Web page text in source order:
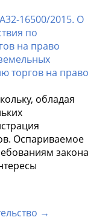
16500/2015. О
по
на право
торгов на право
обладая
Оспариваемое
закона
→